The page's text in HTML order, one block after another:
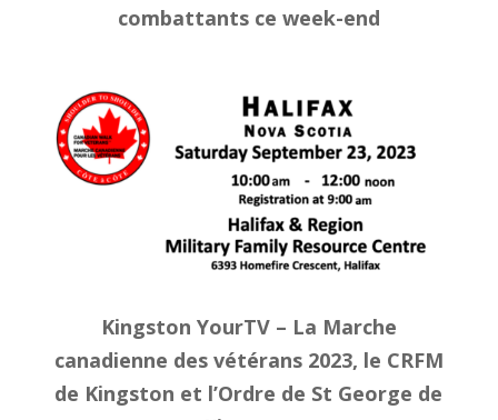
combattants ce week-end
Kingston YourTV – La Marche
canadienne des vétérans 2023, le CRFM
de Kingston et l’Ordre de St George de